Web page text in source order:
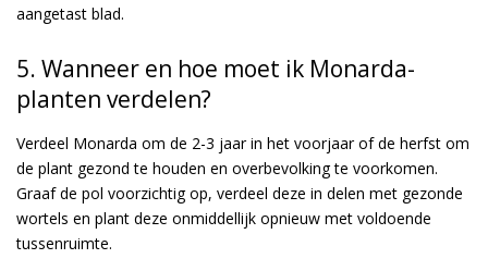
aangetast blad.
5. Wanneer en hoe moet ik Monarda-
planten verdelen?
Verdeel Monarda om de 2-3 jaar in het voorjaar of de herfst om
de plant gezond te houden en overbevolking te voorkomen.
Graaf de pol voorzichtig op, verdeel deze in delen met gezonde
wortels en plant deze onmiddellijk opnieuw met voldoende
tussenruimte.